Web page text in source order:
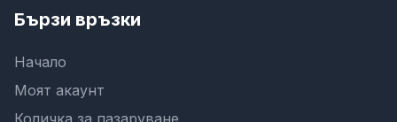
Бързи връзки
Начало
Моят акаунт
Количка за пазаруване